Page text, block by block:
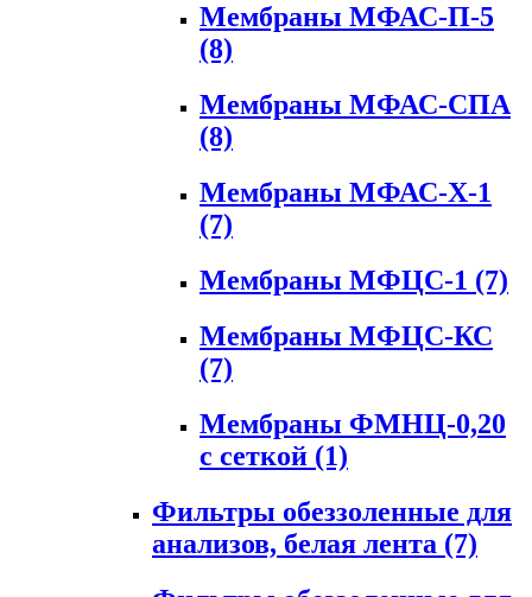
Мембраны МФАС-П-5
(8)
Мембраны МФАС-СПА
(8)
Мембраны МФАС-Х-1
(7)
Мембраны МФЦС-1 (7)
Мембраны МФЦС-КС
(7)
Мембраны ФМНЦ-0,20
с сеткой (1)
Фильтры обеззоленные для
анализов, белая лента (7)